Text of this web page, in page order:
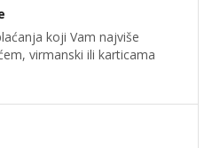
koji Vam najviše
virmanski ili karticama